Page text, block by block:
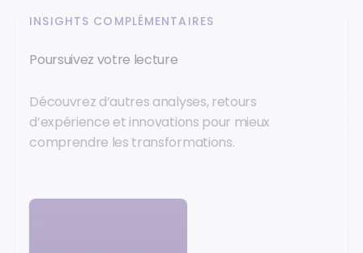
INSIGHTS COMPLÉMENTAIRES
Poursuivez votre lecture
Découvrez d’autres analyses, retours
d’expérience et innovations pour mieux
comprendre les transformations.